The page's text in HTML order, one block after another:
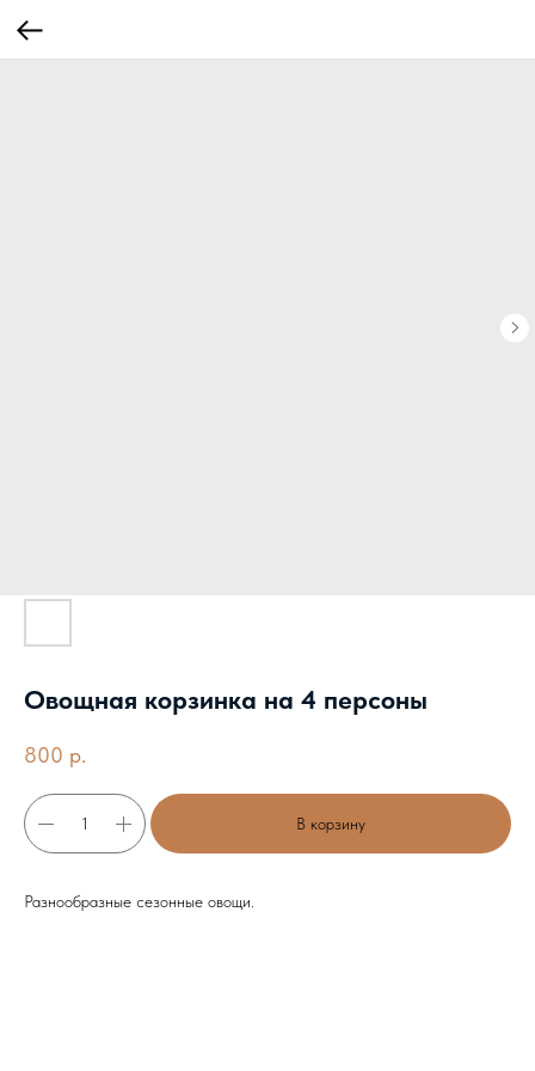
Овощная корзинка на 4 персоны
800 р.
В корзину
Разнообразные сезонные овощи.